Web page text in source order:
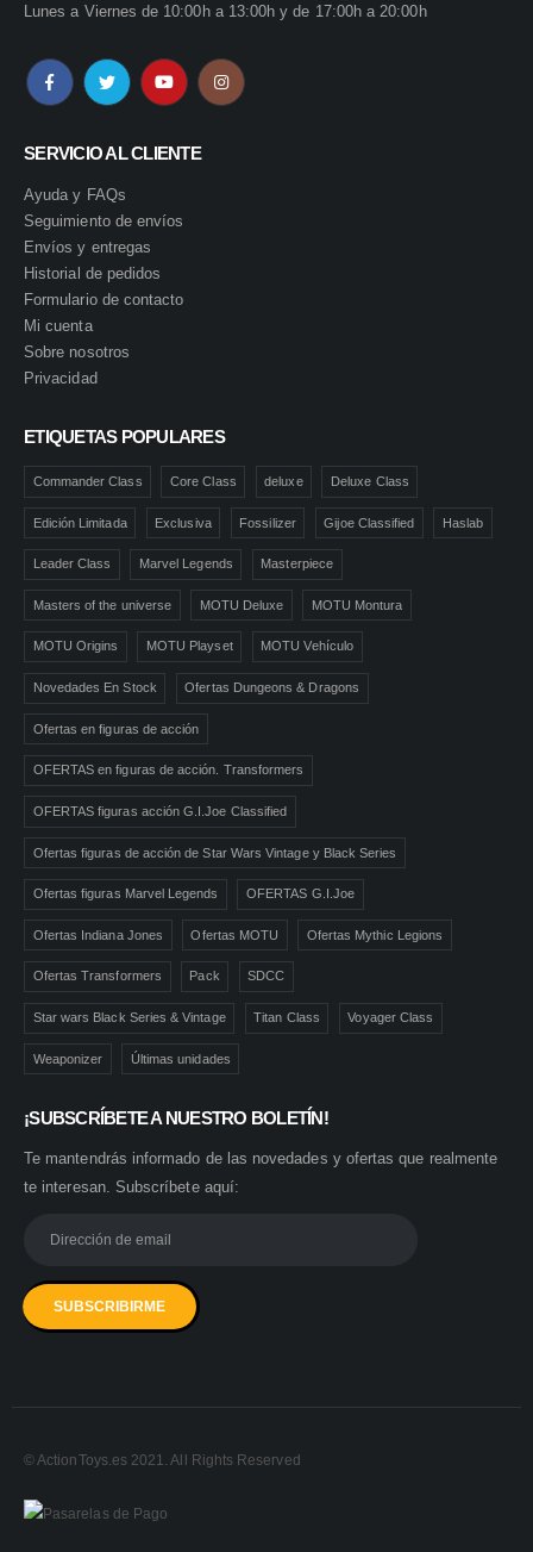
Lunes a Viernes de 10:00h a 13:00h y de 17:00h a 20:00h
SERVICIO AL CLIENTE
Ayuda y FAQs
Seguimiento de envíos
Envíos y entregas
Historial de pedidos
Formulario de contacto
Mi cuenta
Sobre nosotros
Privacidad
ETIQUETAS POPULARES
Commander Class Core Class deluxe Deluxe Class
Edición Limitada Exclusiva Fossilizer Gijoe Classified Haslab
Leader Class Marvel Legends Masterpiece
Masters of the universe MOTU Deluxe MOTU Montura
MOTU Origins MOTU Playset MOTU Vehículo
Novedades En Stock Ofertas Dungeons & Dragons
Ofertas en figuras de acción
OFERTAS en figuras de acción. Transformers
OFERTAS figuras acción G.I.Joe Classified
Ofertas figuras de acción de Star Wars Vintage y Black Series
Ofertas figuras Marvel Legends OFERTAS G.I.Joe
Ofertas Indiana Jones Ofertas MOTU Ofertas Mythic Legions
Ofertas Transformers Pack SDCC
Star wars Black Series & Vintage Titan Class Voyager Class
Weaponizer Últimas unidades
¡SUBSCRÍBETE A NUESTRO BOLETÍN!
Te mantendrás informado de las novedades y ofertas que realmente
te interesan. Subscríbete aquí:
© ActionToys.es 2021. All Rights Reserved